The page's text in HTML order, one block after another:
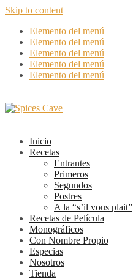
Skip to content
Elemento del menú
Elemento del menú
Elemento del menú
Elemento del menú
Elemento del menú
Inicio
Recetas
Entrantes
Primeros
Segundos
Postres
A la “s’il vous plait”
Recetas de Película
Monográficos
Con Nombre Propio
Especias
Nosotros
Tienda